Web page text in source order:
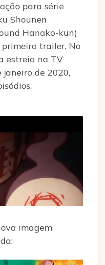
para série
Shounen
Hanako-kun)
trailer. No
estreia na TV
janeiro de 2020,
imagem